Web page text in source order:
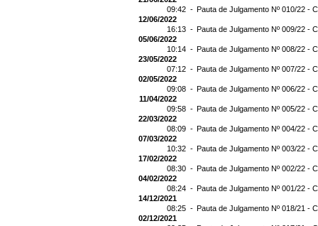
09:42 - Pauta de Julgamento Nº 010/22 -
12/06/2022
16:13 - Pauta de Julgamento Nº 009/22 -
05/06/2022
10:14 - Pauta de Julgamento Nº 008/22 -
23/05/2022
07:12 - Pauta de Julgamento Nº 007/22 -
02/05/2022
09:08 - Pauta de Julgamento Nº 006/22 -
11/04/2022
09:58 - Pauta de Julgamento Nº 005/22 -
22/03/2022
08:09 - Pauta de Julgamento Nº 004/22 -
07/03/2022
10:32 - Pauta de Julgamento Nº 003/22 -
17/02/2022
08:30 - Pauta de Julgamento Nº 002/22 -
04/02/2022
08:24 - Pauta de Julgamento Nº 001/22 -
14/12/2021
08:25 - Pauta de Julgamento Nº 018/21 -
02/12/2021